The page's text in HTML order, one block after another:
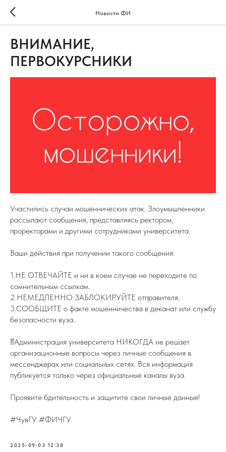
Новости ФИ
ВНИМАНИЕ,
ПЕРВОКУРСНИКИ
Участились случаи мошеннических атак. Злоумышленники
рассылают сообщения, представляясь ректором,
проректорами и другими сотрудниками университета.
Ваши действия при получении такого сообщения:
1.НЕ ОТВЕЧАЙТЕ и ни в коем случае не переходите по
сомнительным ссылкам.
2.НЕМЕДЛЕННО ЗАБЛОКИРУЙТЕ отправителя.
3.СООБЩИТЕ о факте мошенничества в деканат или службу
безопасности вуза.
‼️Администрация университета НИКОГДА не решает
организационные вопросы через личные сообщения в
мессенджерах или социальных сетях. Вся информация
публикуется только через официальные каналы вуза.
Проявите бдительность и защитите свои личные данные!
#ЧувГУ #ФИЧГУ
2025-09-03 12:38